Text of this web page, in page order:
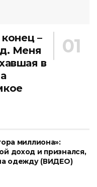
–
Меня
в
миллиона»:
доход и признался,
одежду (ВИДЕО)